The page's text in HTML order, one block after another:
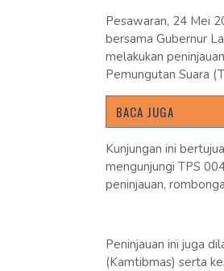
Pesawaran, 24 Mei
bersama Gubernur
melakukan
Pemungutan Suara
BACA JUGA
Kunjungan ini
mengunjungi TPS
peninjauan,
Peninjauan ini juga
(Kamtibmas) serta